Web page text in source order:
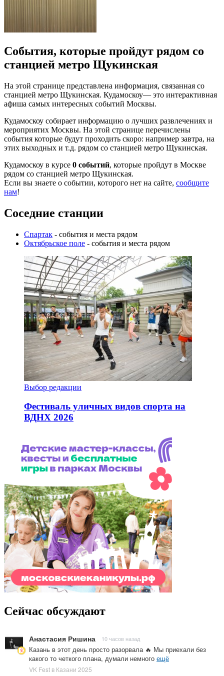
События, которые пройдут рядом со
станцией метро Щукинская
На этой странице представлена информация, связанная со
станцией метро Щукинская. Кудамоскоу— это интерактивная
афиша самых интересных событий Москвы.
Кудамоскоу собирает информацию о лучших развлечениях и
мероприятих Москвы. На этой странице перечислены
события которые будут проходить скоро: например завтра, на
этих выходных и т.д. рядом со станцией метро Щукинская.
Кудамоскоу в курсе 0 событий, которые пройдут в Москве
рядом со станцией метро Щукинская.
Если вы знаете о событии, которого нет на сайте, сообщите
нам!
Соседние станции
Спартак - события и места рядом
Октябрьское поле - события и места рядом
Выбор редакции
Фестиваль уличных видов спорта на
ВДНХ 2026
Сейчас обсуждают
Анастасия Ришина 10 часов назад
Казань в этот день просто разорвала 🔥 Мы приехали без
какого то четкого плана, думали немного ещё
VK Fest в Казани 2025